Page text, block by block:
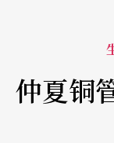
仲夏铜